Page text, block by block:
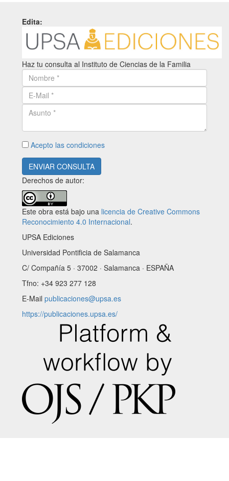
Edita:
Haz tu consulta al Instituto de Ciencias de la Familia
Acepto las condiciones
ENVIAR CONSULTA
Derechos de autor:
Este obra está bajo una licencia de Creative Commons
Reconocimiento 4.0 Internacional.
UPSA Ediciones
Universidad Pontificia de Salamanca
C/ Compañía 5 · 37002 · Salamanca · ESPAÑA
Tfno: +34 923 277 128
E-Mail publicaciones@upsa.es
https://publicaciones.upsa.es/